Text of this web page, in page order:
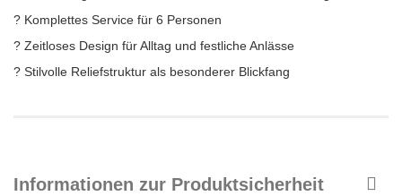
? Komplettes Service für 6 Personen
? Zeitloses Design für Alltag und festliche Anlässe
? Stilvolle Reliefstruktur als besonderer Blickfang
Informationen zur Produktsicherheit